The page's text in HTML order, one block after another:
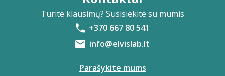
Turite klausimų? Susisiekite su mumis
+370 667 80 541
info@elvislab.lt
Parašykite mums